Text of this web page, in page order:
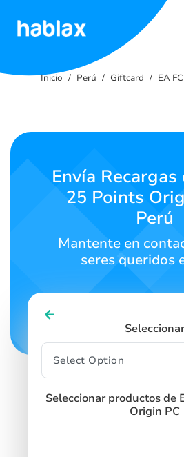
Tarifas
Contáctanos
SIGN UP
Inicio Perú Giftcard EA
Envía Recargas
25 Points
Perú
Mantente en
seres queridos
Seleccionar
Seleccionar productos de
Origin PC